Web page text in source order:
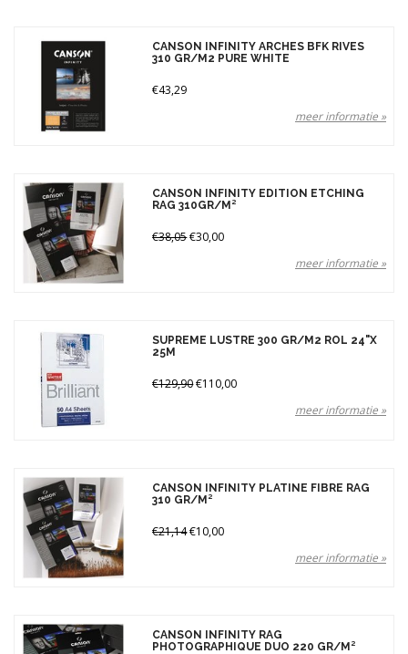
CANSON INFINITY ARCHES BFK RIVES
310 GR/M2 PURE WHITE
€43,29
meer informatie »
CANSON INFINITY EDITION ETCHING
RAG 310GR/M²
€38,05€30,00
meer informatie »
SUPREME LUSTRE 300 GR/M2 ROL 24"X
25M
€129,90€110,00
meer informatie »
CANSON INFINITY PLATINE FIBRE RAG
310 GR/M²
€21,14€10,00
meer informatie »
CANSON INFINITY RAG
PHOTOGRAPHIQUE DUO 220 GR/M²